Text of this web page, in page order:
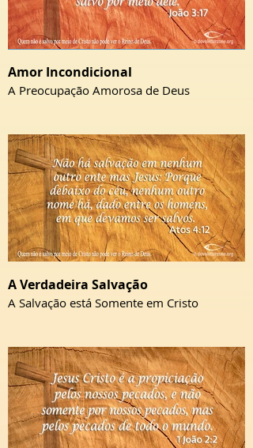
Amor Incondicional
A Preocupação Amorosa de Deus
A Verdadeira Salvação
A Salvação está Somente em Cristo